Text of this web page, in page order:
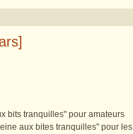
bits tranquilles" pour amateurs
aux bites tranquilles" pour les